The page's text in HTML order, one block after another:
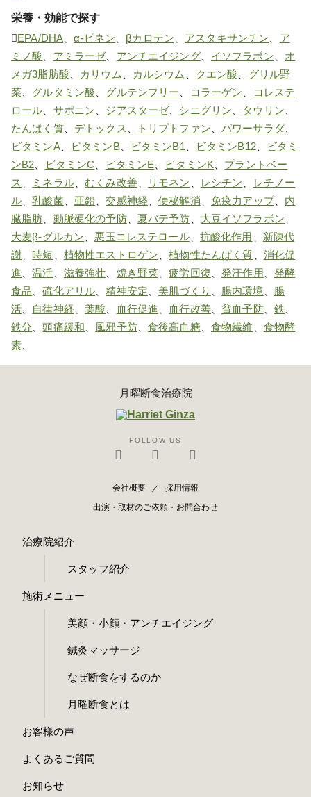
栄養・効能で探す
EPA/DHA 、α-ピネン βカロテン アスタキサンチン
ア
ミノ酸
アミラーゼ、 アンチエイジング、 イソフラボン
オ
メガ3脂肪酸
カリウム カルシウム クエン酸
グリル野
菜
グルタミン酸 グルテンフリー コラーゲン
コレステ
ロール
サポニン ジアスターゼ、 シニグリン タウリン
たんぱく質、 デトックス トリプトファン 、パワーサラダ、
ビタミンA、 ビタミンB、 ビタミンB1 ビタミンB12、
ビタミ
ンB2
ビタミンC ビタミンE ビタミンK
プラントベー
ス
ミネラル、むくみ改善、 リモネン レシチン
レチノー
ル 、乳酸菌、 亜鉛 、交感神経 、便秘解消 免疫力アップ、 内
臓脂肪
動脈硬化の予防、 夏バテ予防 大豆イソフラボン
大麦β-グルカン
悪玉コレステロール、 抗酸化作用
新陳代
謝 、時短 植物性エストロゲン 、植物性たんぱく質
消化促
進 、温活 滋養強壮 焼き野菜 、疲労回復 、発汗作用
発酵
食品 、硫化アリル 、精神安定 美肌づくり 腸内環境
腸
活
自律神経 、葉酸 血行促進 血行改善、貧血予防、 鉄
鉄分 、頭痛緩和 風邪予防、 食後高血糖、 食物繊維
食物酵
素
月曜断食治療院
FOLLOW US
会社概要
採用情報
出演・取材のご依頼・お問合わせ
治療院紹介
スタッフ紹介
施術メニュー
美顔・小顔・アンチエイジング
鍼灸マッサージ
なぜ断食をするのか
月曜断食とは
お客様の声
よくあるご質問
お知らせ